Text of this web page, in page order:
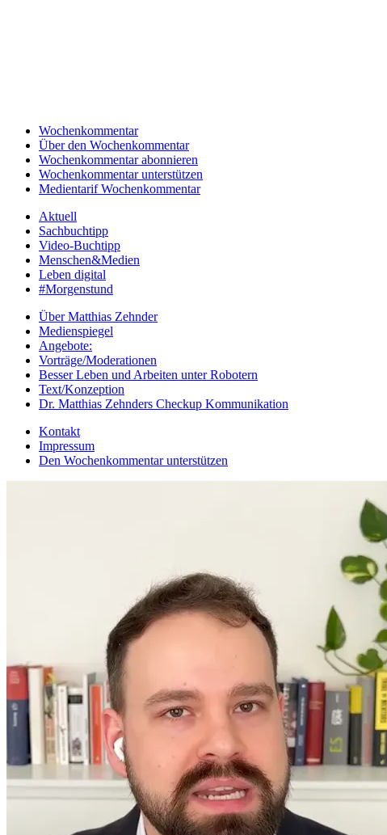
Wochenkommentar
Über den Wochenkommentar
Wochenkommentar abonnieren
Wochenkommentar unterstützen
Medientarif Wochenkommentar
Aktuell
Sachbuchtipp
Video-Buchtipp
Menschen&Medien
Leben digital
#Morgenstund
Über Matthias Zehnder
Medienspiegel
Angebote:
Vorträge/Moderationen
Besser Leben und Arbeiten unter Robotern
Text/Konzeption
Dr. Matthias Zehnders Checkup Kommunikation
Kontakt
Impressum
Den Wochenkommentar unterstützen